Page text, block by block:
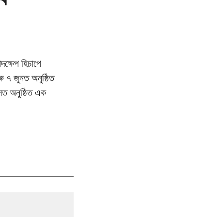
হিচাপে
৭ জুনত অনুষ্ঠিত
অনুষ্ঠিত এক